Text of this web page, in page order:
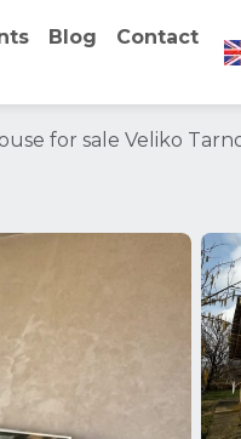
Blog Contact
for sale Veliko